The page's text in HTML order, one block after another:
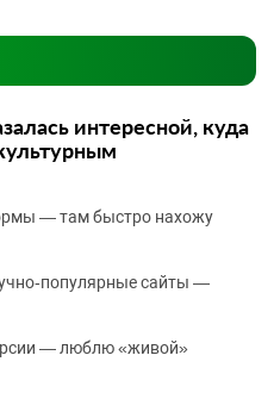
интересной, куда
— там быстро нахожу
сайты —
— люблю «живой»